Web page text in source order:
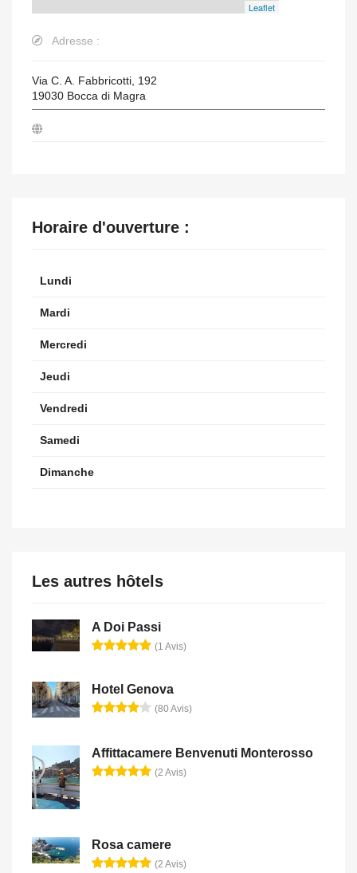
Leaflet
Adresse :
Via C. A. Fabbricotti, 192
19030 Bocca di Magra
Horaire d'ouverture :
Lundi
Mardi
Mercredi
Jeudi
Vendredi
Samedi
Dimanche
Les autres hôtels
A Doi Passi
(1 Avis)
Hotel Genova
(80 Avis)
Affittacamere Benvenuti Monterosso
(2 Avis)
Rosa camere
(2 Avis)